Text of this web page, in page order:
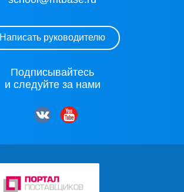
Написать руководителю
Подписывайтесь
и следуйте за нами